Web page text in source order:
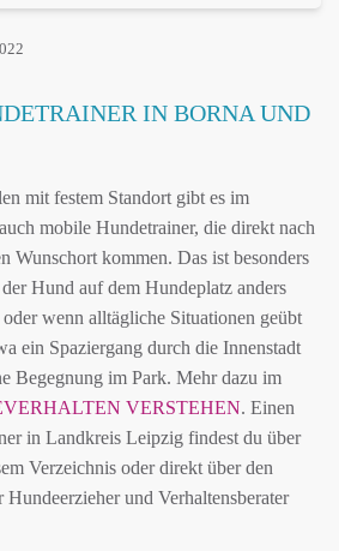
IN BORNA UND
mit festem Standort gibt es im
mobile Hundetrainer, die direkt nach
Wunschort kommen. Das ist besonders
Hund auf dem Hundeplatz anders
oder wenn alltägliche Situationen geübt
ein Spaziergang durch die Innenstadt
Begegnung im Park. Mehr dazu im
VERSTEHEN. Einen
in Landkreis Leipzig findest du über
Verzeichnis oder direkt über den
Hundeerzieher und Verhaltensberater